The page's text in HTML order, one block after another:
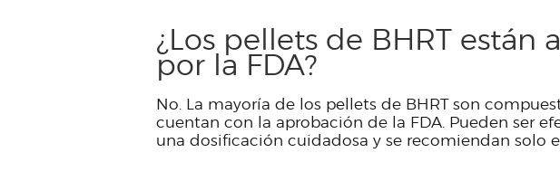
¿Los pellets de BHRT están
por la FDA?
No. La mayoría de los pellets de BHRT son
cuentan con la aprobación de la FDA. Pueden ser
una dosificación cuidadosa y se recomiendan solo